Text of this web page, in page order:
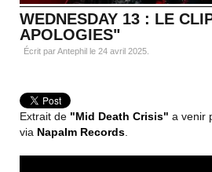
WEDNESDAY 13 : LE
APOLOGIES"
Écrit par Antephil le 24 avril 2025
Extrait de "Mid Death Crisis" a venir
via Napalm Records